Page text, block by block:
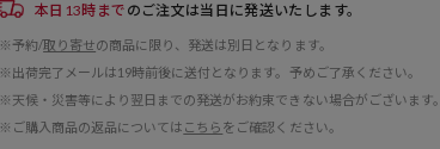
本日13時まで のご注文は当日に発送いたします。
※予約/取り寄せの商品に限り、発送は別日となります。
※出荷完了メールは19時前後に送付となります。予めご了承ください。
※天候・災害等により翌日までの発送がお約束できない場合がございます。
※ご購入商品の返品については こちら をご確認ください。